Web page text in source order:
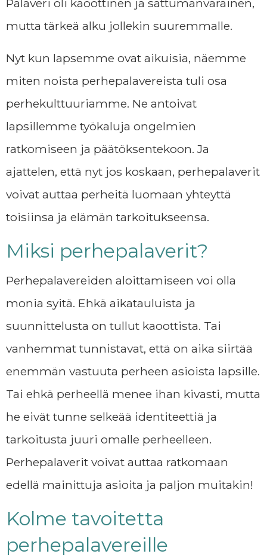
Palaveri oli kaoottinen ja sattumanvarainen,
mutta tärkeä alku jollekin suuremmalle.
Nyt kun lapsemme ovat aikuisia, näemme
miten noista perhepalavereista tuli osa
perhekulttuuriamme. Ne antoivat
lapsillemme työkaluja ongelmien
ratkomiseen ja päätöksentekoon. Ja
ajattelen, että nyt jos koskaan, perhepalaverit
voivat auttaa perheitä luomaan yhteyttä
toisiinsa ja elämän tarkoitukseensa.
Miksi perhepalaverit?
Perhepalavereiden aloittamiseen voi olla
monia syitä. Ehkä aikatauluista ja
suunnittelusta on tullut kaoottista. Tai
vanhemmat tunnistavat, että on aika siirtää
enemmän vastuuta perheen asioista lapsille.
Tai ehkä perheellä menee ihan kivasti, mutta
he eivät tunne selkeää identiteettiä ja
tarkoitusta juuri omalle perheelleen.
Perhepalaverit voivat auttaa ratkomaan
edellä mainittuja asioita ja paljon muitakin!
Kolme tavoitetta
perhepalavereille